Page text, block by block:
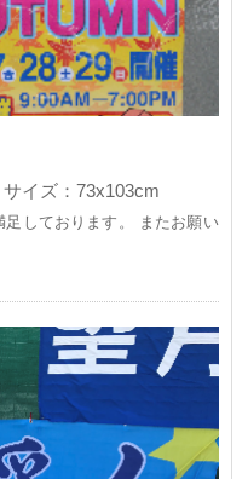
イズ：73x103cm
しております。 またお願い